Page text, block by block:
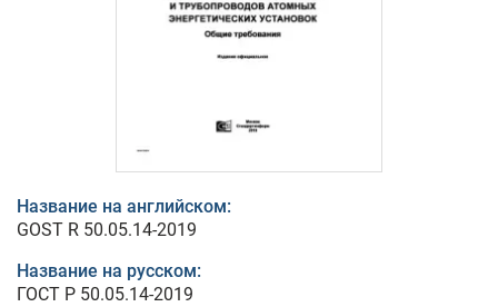
Название на английском:
GOST R 50.05.14-2019
Название на русском:
ГОСТ Р 50.05.14-2019